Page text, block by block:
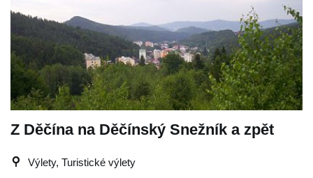
Z Děčína na Děčínský Snežník a zpět
Výlety, Turistické výlety